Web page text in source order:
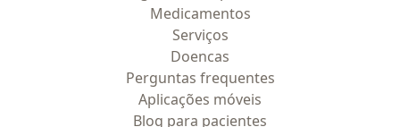
Medicamentos
Serviços
Doencas
Perguntas frequentes
Aplicações móveis
Blog para pacientes